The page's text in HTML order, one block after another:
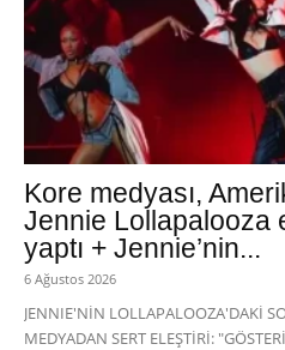
Kore medyası,
Jennie Lollapalooza
yaptı + Jennie’nin...
6 Ağustos 2026
JENNIE'NİN LOLLAPALOOZA'DAKİ
MEDYADAN SERT ELEŞTİRİ: